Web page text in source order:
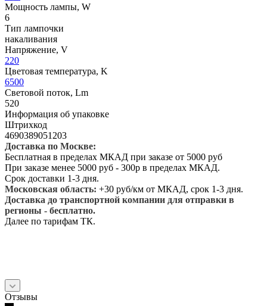
Мощность лампы, W
6
Тип лампочки
накаливания
Напряжение, V
220
Цветовая температура, K
6500
Световой поток, Lm
520
Информация об упаковке
Штрихкод
4690389051203
Доставка по Москве:
Бесплатная в пределах МКАД при заказе от 5000 руб
При заказе менее 5000 руб - 300р в пределах МКАД.
Срок доставки 1-3 дня.
Московская область: +30 руб/км от МКАД, срок 1-3 дня.
Доставка до транспортной компании для отправки в
регионы - бесплатно.
Далее по тарифам ТК.
Отзывы